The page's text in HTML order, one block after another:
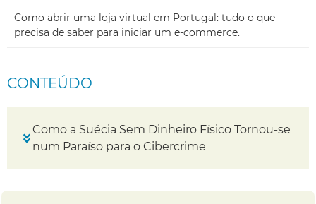
Como abrir uma loja virtual em Portugal: tudo o que
precisa de saber para iniciar um e-commerce.
CONTEÚDO
Como a Suécia Sem Dinheiro Físico Tornou-se
num Paraíso para o Cibercrime